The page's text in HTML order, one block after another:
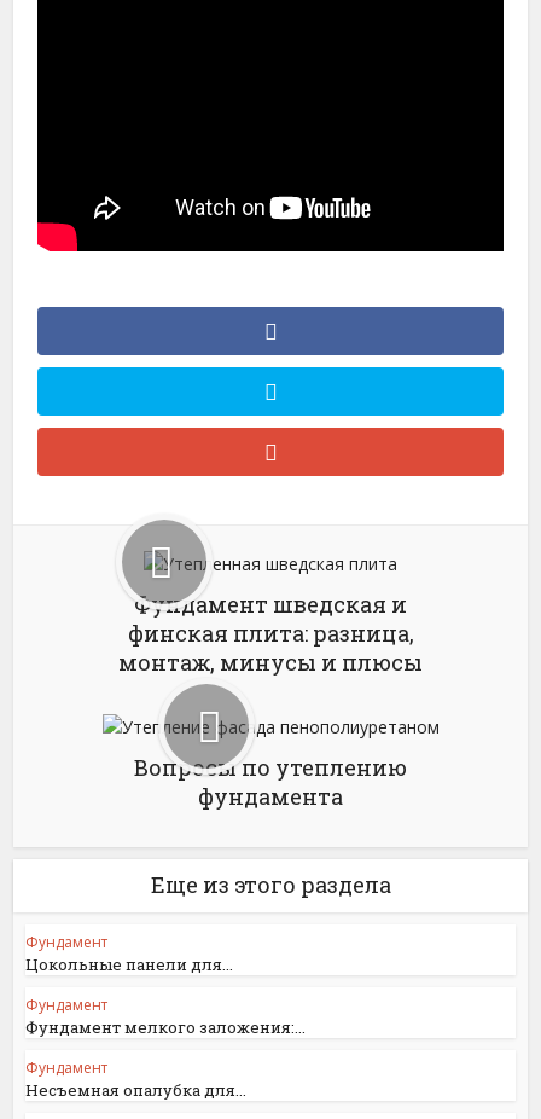
Фундамент шведская и
финская плита: разница,
монтаж, минусы и плюсы
Вопросы по утеплению
фундамента
Еще из этого раздела
Фундамент
Цокольные панели для...
Фундамент
Фундамент мелкого заложения:...
Фундамент
Несъемная опалубка для...